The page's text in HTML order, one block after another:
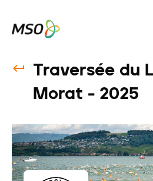
Traversée du
Morat - 2025